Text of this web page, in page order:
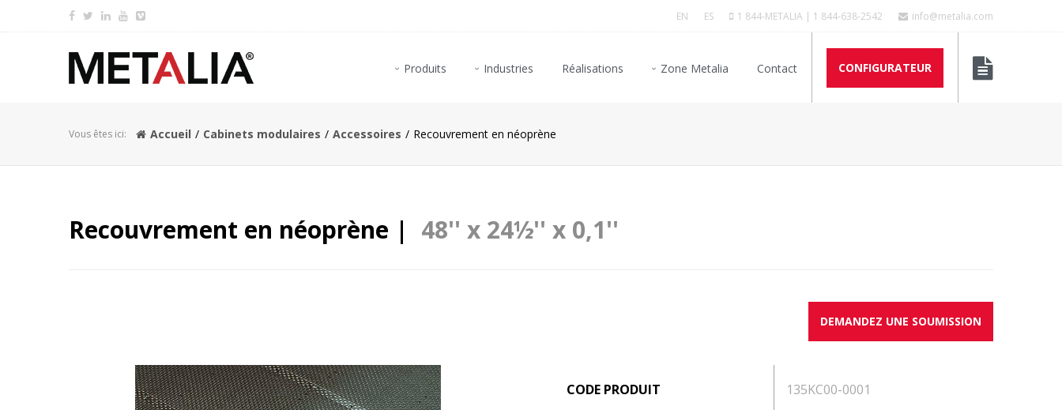
EN ES 1 844-METALIA | 1 844-638-2542 info@metalia.com
Produits Industries Réalisations Zone Metalia Contact CONFIGURATEUR
Vous êtes ici: Accueil Cabinets modulaires Accessoires Recouvrement en néoprène
Recouvrement en néoprène | 48'' x 24½'' x 0,1''
DEMANDEZ UNE SOUMISSION
CODE PRODUIT 135KC00-0001